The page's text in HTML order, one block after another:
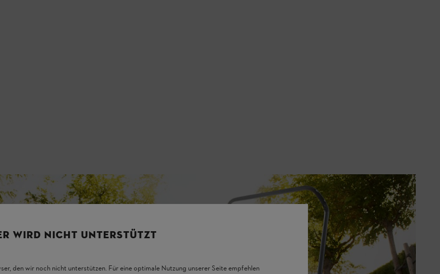
WIRD NICHT UNTERSTÜTZT
den wir noch nicht unterstützen. Für eine optimale Nutzung unserer Seite empfehlen